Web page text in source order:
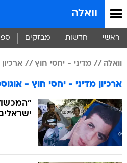
וואלה
ראשי חדשות מבזקים
וואלה מדיני - יחסי חוץ ארכיון
ארכיון מדיני - יחסי חוץ - אוגוסט